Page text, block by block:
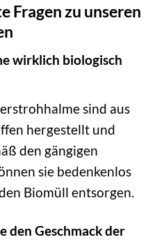
Fragen zu unseren
wirklich biologisch
sind aus
hergestellt und
den gängigen
sie bedenkenlos
Biomüll entsorgen.
den Geschmack der